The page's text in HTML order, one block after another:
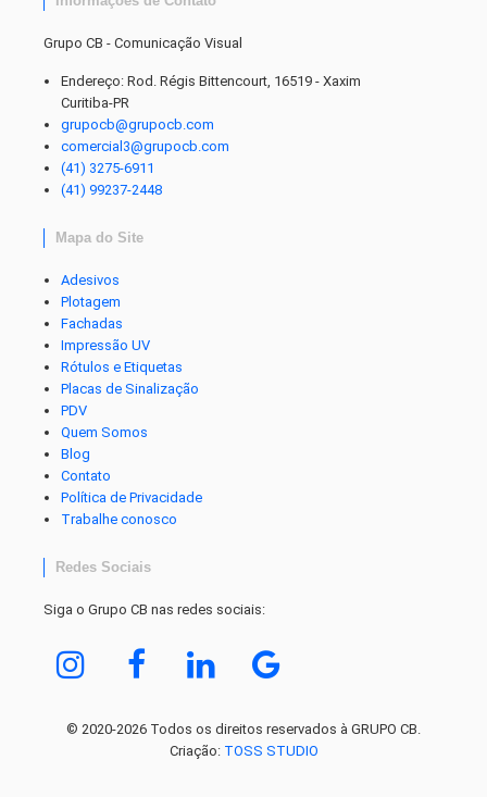
Grupo CB - Comunicação Visual
Endereço: Rod. Régis Bittencourt, 16519 - Xaxim
Curitiba-PR
grupocb@grupocb.com
comercial3@grupocb.com
(41) 3275-6911
(41) 99237-2448
Mapa do Site
Adesivos
Plotagem
Fachadas
Impressão UV
Rótulos e Etiquetas
Placas de Sinalização
PDV
Quem Somos
Blog
Contato
Política de Privacidade
Trabalhe conosco
Redes Sociais
Siga o Grupo CB nas redes sociais:
© 2020-2026 Todos os direitos reservados à GRUPO CB.
Criação: TOSS STUDIO